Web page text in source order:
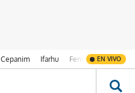
Cepanim Ifarhu Fenómeno de El
EN VIVO